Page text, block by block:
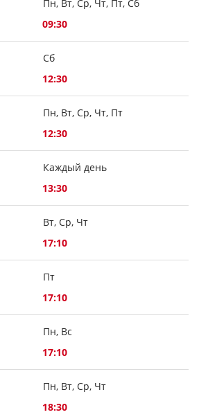
Пн, Вт, Ср, Чт, Пт, Сб
09:30
Сб
12:30
Пн, Вт, Ср, Чт, Пт
12:30
Каждый день
13:30
Вт, Ср, Чт
17:10
Пт
17:10
Пн, Вс
17:10
Пн, Вт, Ср, Чт
18:30